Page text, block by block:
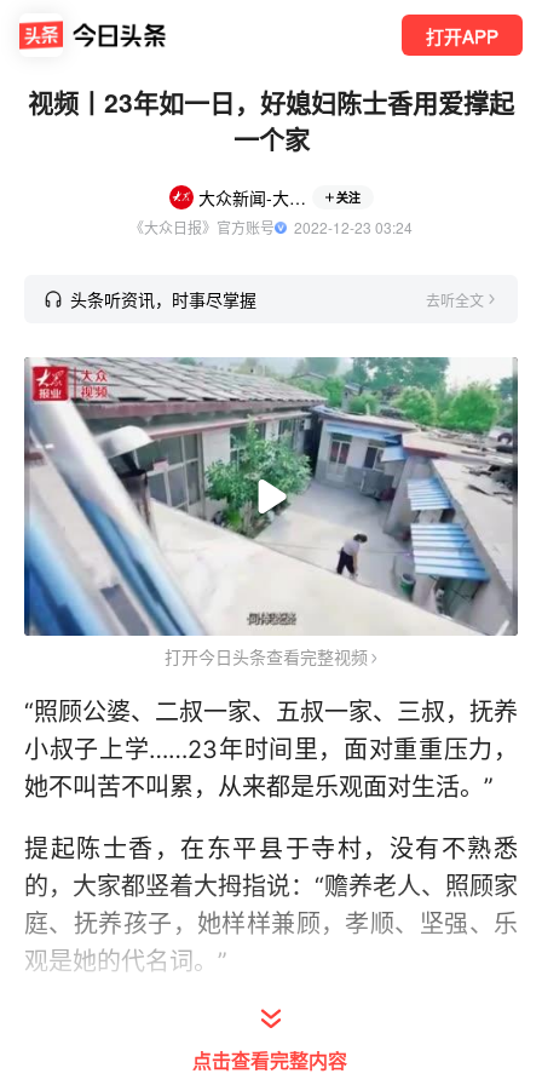
打开APP
视频丨23年如一日，好媳妇陈士香用爱撑起
一个家
大众新闻-大众日报 关注
《大众日报》官方账号
  2022-12-23 03:24
头条听资讯，时事尽掌握 去听全文
打开今日头条查看完整视频
“照顾公婆、二叔一家、五叔一家、三叔，抚养
小叔子上学……23年时间里，面对重重压力，
她不叫苦不叫累，从来都是乐观面对生活。”
提起陈士香，在东平县于寺村，没有不熟悉
的，大家都竖着大拇指说：“赡养老人、照顾家
庭、抚养孩子，她样样兼顾，孝顺、坚强、乐
观是她的代名词。”
东平街道于寺村村民陈士香，现年48岁。
1999年同高兴贵登记结婚，嫁入东平街道于寺
点击查看完整内容